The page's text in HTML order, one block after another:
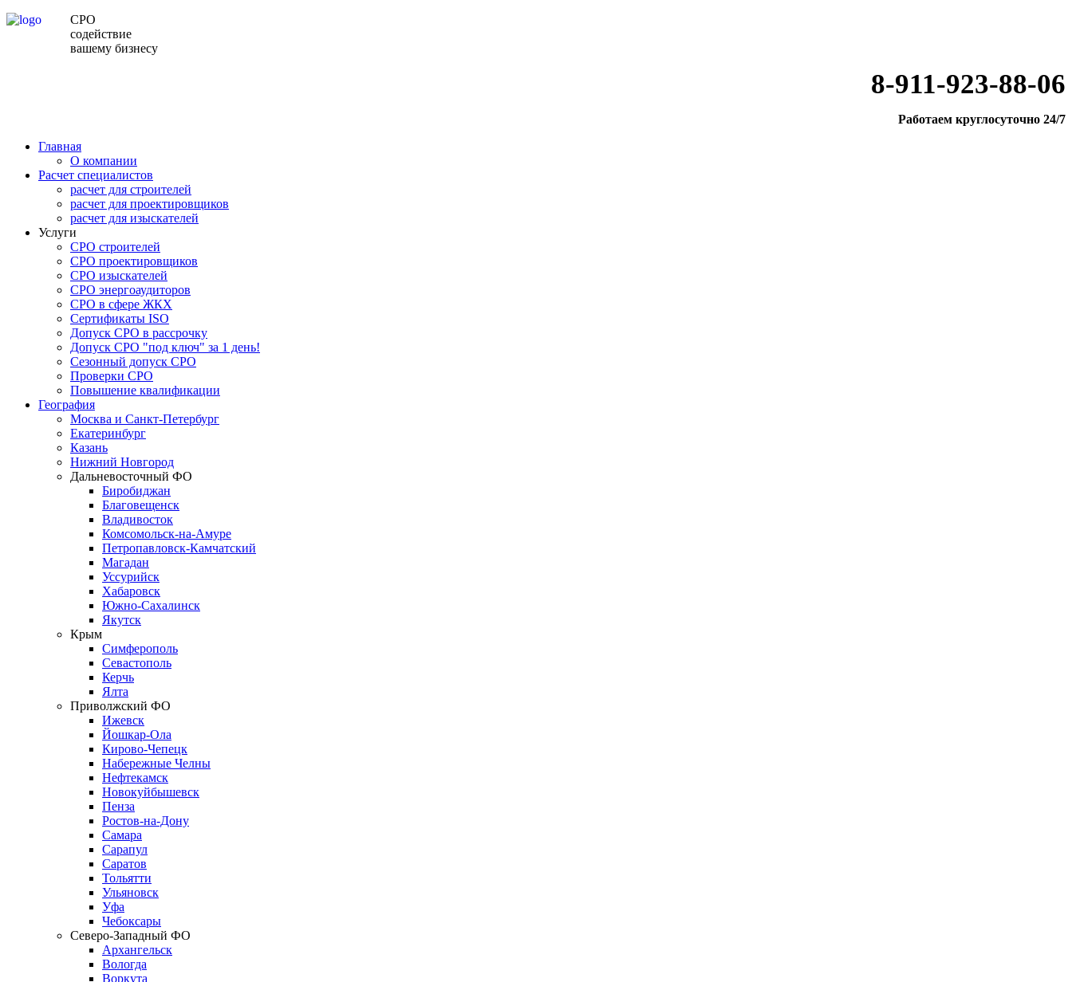
СРО
содействие
вашему бизнесу
8-911-923-88-06
Работаем круглосуточно 24/7
Главная
О компании
Расчет специалистов
расчет для строителей
расчет для проектировщиков
расчет для изыскателей
Услуги
СРО строителей
СРО проектировщиков
СРО изыскателей
СРО энергоаудиторов
СРО в сфере ЖКХ
Сертификаты ISO
Допуск СРО в рассрочку
Допуск СРО "под ключ" за 1 день!
Сезонный допуск СРО
Проверки СРО
Повышение квалификации
География
Москва и Санкт-Петербург
Екатеринбург
Казань
Нижний Новгород
Дальневосточный ФО
Биробиджан
Благовещенск
Владивосток
Комсомольск-на-Амуре
Петропавловск-Камчатский
Магадан
Уссурийск
Хабаровск
Южно-Сахалинск
Якутск
Крым
Симферополь
Севастополь
Керчь
Ялта
Приволжский ФО
Ижевск
Йошкар-Ола
Кирово-Чепецк
Набережные Челны
Нефтекамск
Новокуйбышевск
Пенза
Ростов-на-Дону
Самара
Сарапул
Саратов
Тольятти
Ульяновск
Уфа
Чебоксары
Северо-Западный ФО
Архангельск
Вологда
Воркута